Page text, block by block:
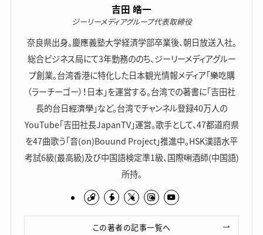
吉田 皓一
ジーリーメディアグループ代表取締役
奈良県出身。慶應義塾大学経済学部卒業後、朝日放送入社。
総合ビジネス局にて3年勤務ののち、ジーリーメディアグルー
プ創業。台湾香港に特化した日本観光情報メディア「樂吃購
（ラーチーゴー）！日本」を運営する。台湾での著書に「吉田社
長的台日經濟學」など。台湾でチャンネル登録40万人の
YouTube「吉田社長JapanTV」運営。歌手として、47都道府県
を47曲歌う「音(on)Bouund Project」推進中。HSK漢語水平
考試6級(最高級)及び中国語検定準1級、国際唎酒師(中国語)
所持。
この著者の記事一覧へ